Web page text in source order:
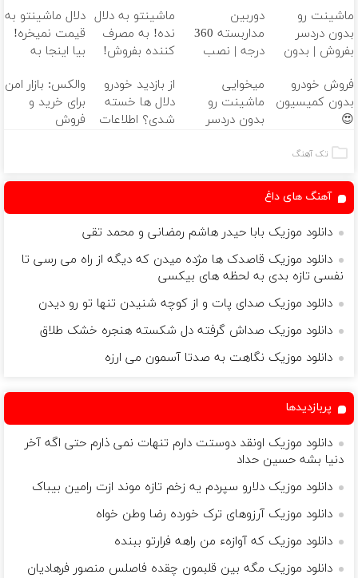
ماشینت رو
بدون دردسر
بفروش | بدون
دوربین
مداربسته 360
درجه | نصب
ماشینتو به دلال
نده! به مصرف
کننده بفروش!
یک تماس
دلال ماشینتو به
قیمت نمیخره!
بیا اینجا به
بفروش*فقط
خریدار واقعی*
فروش خودرو
بدون کمیسیون
😍
میخوایی
ماشینت رو
بدون دردسر
از بازدید خودرو
دلال ها خسته
شدی؟ اطلاعات
والکس: بازار امن
برای خرید و
فروش
تک آهنگ
آهنگ های داغ
دانلود موزیک بابا حیدر هاشم رمضانی و محمد تقی
دانلود موزیک قاصدک ها مژده میدن که دیگه از راه می رسی تا
نفسی تازه بدی به لحظه های بیکسی
دانلود موزیک صدای پات و از کوچه شنیدن تنها تو رو دیدن
دانلود موزیک صداش گرفته دل شکسته هنجره خشک طلاق
دانلود موزیک نگاهت به صدتا آسمون می ارزه
پربازدیدها
دانلود موزیک اونقد دوستت دارم تنهات نمی ذارم حتی اگه آخر
دنیا بشه حسین حداد
دانلود موزیک دلارو سپردم یه زخم تازه موند ازت رامین بیباک
دانلود موزیک آرزوهای ترک خورده رضا وطن خواه
دانلود موزیک که آوازهء من راهه فرارتو ببنده
دانلود موزیک مگه بین قلبمون چقده فاصلس منصور فرهادیان